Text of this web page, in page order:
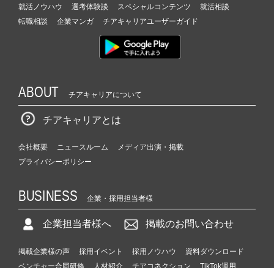
就活ノウハウ 選考体験談 スペシャルコンテンツ
就活相談
転職相談
企業マンガ チアキャリアユーザーガイド
ABOUT チアキャリアについて
チアキャリアとは
会社概要 ニュースルーム
メディア出演・掲載
プライバシーポリシー
BUSINESS 企業・採用担当者様
企業担当者様へ 掲載のお問い合わせ
掲載企業様の声 採用イベント 採用ノウハウ
資料ダウンロード
ベンチャー合同研修
人材紹介 チアコネクション
TikTok運用